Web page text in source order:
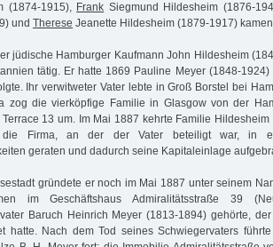
(1874-1915), Frank Siegmund Hildesheim (1876-
und Therese Jeanette Hildesheim (1879-1917)
jüdische Hamburger Kaufmann John Hildesheim
tätig. Er hatte 1869 Pauline Meyer (1848-
Ihr verwitweter Vater lebte in Groß Borstel bei
zog die vierköpfige Familie in Glasgow von der
Terrace 13 um. Im Mai 1887 kehrte Familie
die Firma, an der der Vater beteiligt war, in
geraten und dadurch seine Kapitaleinlage
gründete er noch im Mai 1887 unter seinem
im Geschäftshaus Admiralitätsstraße 39
Baruch Heinrich Meyer (1813-1894) gehörte,
hatte. Nach dem Tod seines Schwiegervaters